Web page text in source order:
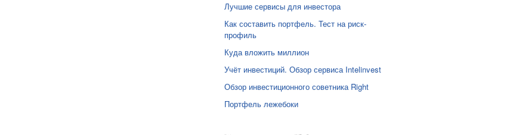
Лучшие сервисы для инвестора
Как составить портфель. Тест на риск-
профиль
Куда вложить миллион
Учёт инвестиций. Обзор сервиса Intelinvest
Обзор инвестиционного советника Right
Портфель лежебоки